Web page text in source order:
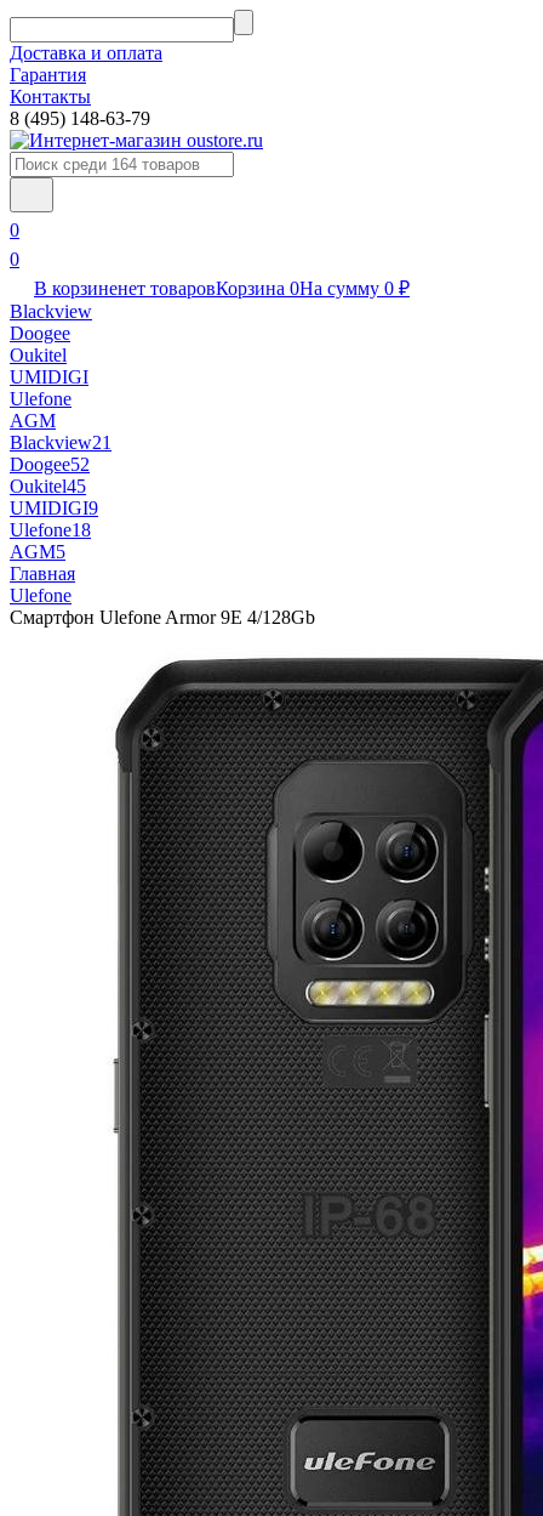
Доставка и оплата
Гарантия
Контакты​
8 (495) 148-63-79
0
0
В корзиненет товаровКорзина 0На сумму 0 ₽
Blackview
Doogee
Oukitel
UMIDIGI
Ulefone
AGM
Blackview21
Doogee52
Oukitel45
UMIDIGI9
Ulefone18
AGM5
Главная
Ulefone
Смартфон Ulefone Armor 9Е 4/128Gb